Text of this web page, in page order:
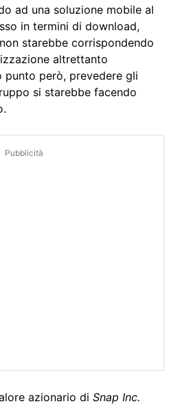
ad una soluzione mobile al
in termini di download,
starebbe corrispondendo
altrettanto
punto però, prevedere gli
si starebbe facendo
Pubblicità
azionario di Snap Inc.